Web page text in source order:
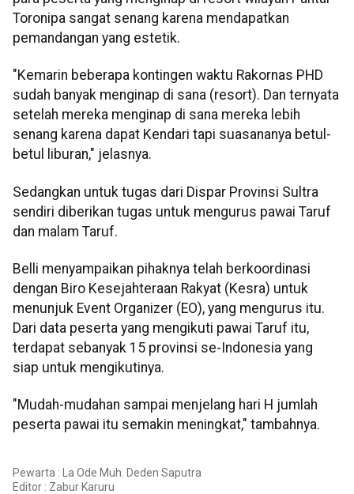
Toronipa sangat senang karena mendapatkan
pemandangan yang estetik.
"Kemarin beberapa kontingen waktu Rakornas PHD
sudah banyak menginap di sana (resort). Dan ternyata
setelah mereka menginap di sana mereka lebih
senang karena dapat Kendari tapi suasananya betul-
betul liburan," jelasnya.
Sedangkan untuk tugas dari Dispar Provinsi Sultra
sendiri diberikan tugas untuk mengurus pawai Taruf
dan malam Taruf.
Belli menyampaikan pihaknya telah berkoordinasi
dengan Biro Kesejahteraan Rakyat (Kesra) untuk
menunjuk Event Organizer (EO), yang mengurus itu.
Dari data peserta yang mengikuti pawai Taruf itu,
terdapat sebanyak 15 provinsi se-Indonesia yang
siap untuk mengikutinya.
"Mudah-mudahan sampai menjelang hari H jumlah
peserta pawai itu semakin meningkat," tambahnya.
Pewarta : La Ode Muh. Deden Saputra
Editor : Zabur Karuru